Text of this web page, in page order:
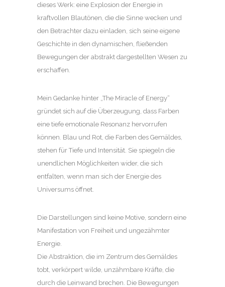
dieses Werk: eine Explosion der Energie in
kraftvollen Blautönen, die die Sinne wecken und
den Betrachter dazu einladen, sich seine eigene
Geschichte in den dynamischen, fließenden
Bewegungen der abstrakt dargestellten Wesen zu
erschaffen.
Mein Gedanke hinter „The Miracle of Energy“
gründet sich auf die Überzeugung, dass Farben
eine tiefe emotionale Resonanz hervorrufen
können. Blau und Rot, die Farben des Gemäldes,
stehen für Tiefe und Intensität. Sie spiegeln die
unendlichen Möglichkeiten wider, die sich
entfalten, wenn man sich der Energie des
Universums öffnet.
Die Darstellungen sind keine Motive, sondern eine
Manifestation von Freiheit und ungezähmter
Energie.
Die Abstraktion, die im Zentrum des Gemäldes
tobt, verkörpert wilde, unzähmbare Kräfte, die
durch die Leinwand brechen. Die Bewegungen